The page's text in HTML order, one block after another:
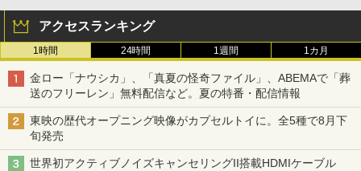
アクセスランキング
1時間 24時間 1週間 1カ月
金ロー「ナウシカ」、「真夏の怪奇ファイル」、ABEMAで「葬
送のフリーレン」無料配信など。夏の特番・配信情報
東映の歴代オープニング映像がカプセルトイに。全5種で8月下
旬発売
世界初アクティブノイズキャンセリングII搭載HDMIケーブル